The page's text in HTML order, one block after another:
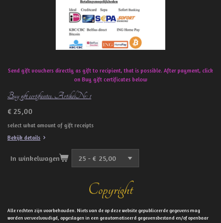
Send gift vouchers directly as gift to recipient, that is possible. After payment, click
on Buy gift certificates below
Buy gift certificates. ArtikelNr: 1
€ 25,00
select what amount of gift receipts
Bekijk details
In winkelwagen
Copyright
Alle rechten zijn voorbehouden. Niets van de op deze website gepubliceerde gegevens mag
worden verveelvoudigd, opgeslagen in een geautomatiseerd gegevensbestand en/of openbaar